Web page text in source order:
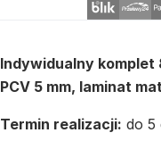
Indywidualny
PCV 5 mm, laminat
Termin realizacji: do 5